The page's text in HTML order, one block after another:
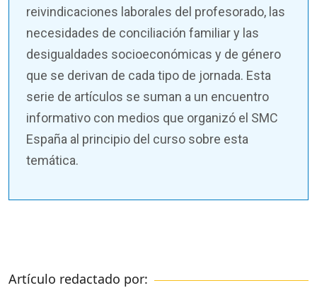
reivindicaciones laborales del profesorado, las
necesidades de conciliación familiar y las
desigualdades socioeconómicas y de género
que se derivan de cada tipo de jornada. Esta
serie de artículos se suman a un encuentro
informativo con medios que organizó el SMC
España al principio del curso sobre esta
temática.
Artículo redactado por: